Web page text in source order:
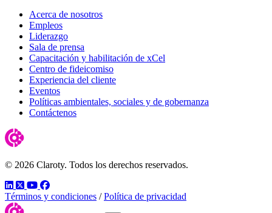
Acerca de nosotros
Empleos
Liderazgo
Sala de prensa
Capacitación y habilitación de xCel
Centro de fideicomiso
Experiencia del cliente
Eventos
Políticas ambientales, sociales y de gobernanza
Contáctenos
© 2026 Claroty. Todos los derechos reservados.
LinkedIn
TwitterYouTube
Facebook
Términos y condiciones / Política de privacidad